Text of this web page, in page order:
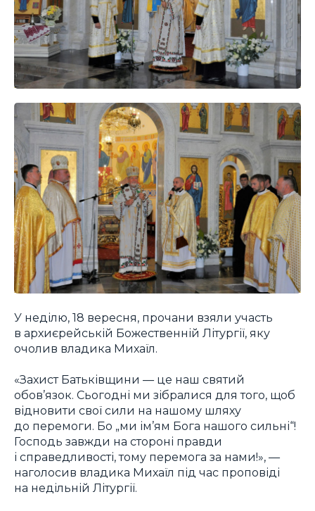
У неділю, 18 вересня, прочани взяли участь
в архиєрейській Божественній Літургії, яку
очолив владика Михаїл.
«Захист Батьківщини — це наш святий
обов’язок. Сьогодні ми зібралися для того, щоб
відновити свої сили на нашому шляху
до перемоги. Бо „ми ім’ям Бога нашого сильні“!
Господь завжди на стороні правди
і справедливості, тому перемога за нами!», —
наголосив владика Михаїл під час проповіді
на недільній Літургії.